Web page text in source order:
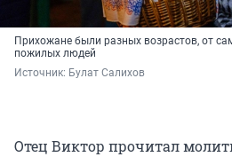
Прихожане были разных возрастов, от
пожилых людей
Источник: Булат Салихов
Отец Виктор прочитал